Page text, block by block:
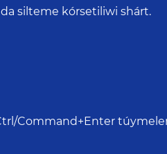
silteme kórsetiliwi shárt.
Command+Enter